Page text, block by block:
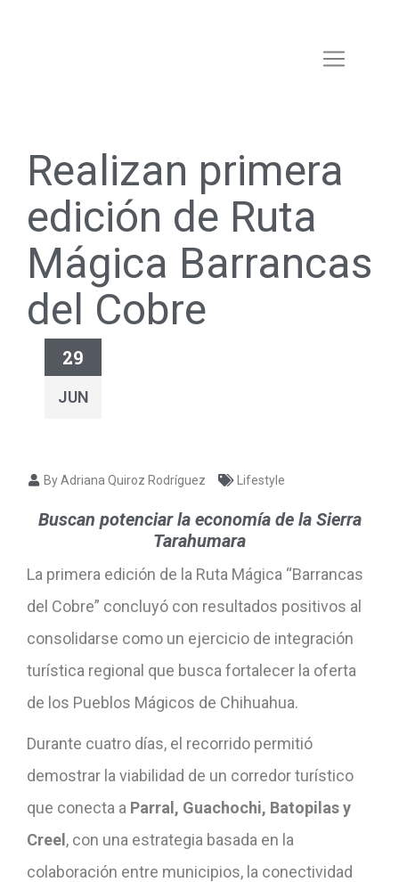
Realizan primera
edición de Ruta
Mágica Barrancas
del Cobre
29
JUN
By Adriana Quiroz Rodríguez Lifestyle
Buscan potenciar la economía de la Sierra
Tarahumara
La primera edición de la Ruta Mágica “Barrancas
del Cobre” concluyó con resultados positivos al
consolidarse como un ejercicio de integración
turística regional que busca fortalecer la oferta
de los Pueblos Mágicos de Chihuahua.
Durante cuatro días, el recorrido permitió
demostrar la viabilidad de un corredor turístico
que conecta a Parral, Guachochi, Batopilas y
Creel , con una estrategia basada en la
colaboración entre municipios, la conectividad